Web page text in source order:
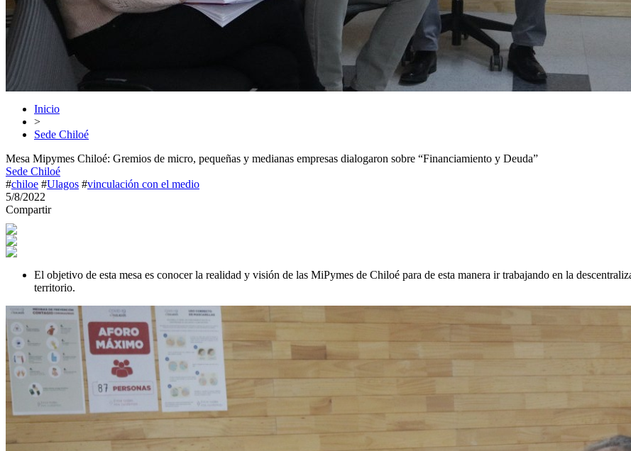
Inicio
>
Sede Chiloé
Mesa Mipymes Chiloé: Gremios de micro, pequeñas y medianas empresas dialogaron sobre “Financiamiento y Deuda”
Sede Chiloé
#chiloe #Ulagos #vinculación con el medio
5/8/2022
Compartir
El objetivo de esta mesa es conocer la realidad y visión de las MiPymes de Chiloé para de esta manera ir trabajando en la
territorio.